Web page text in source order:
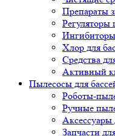
Препараты
Регуляторы
Ингибиторы
Хлор для
Средства
Активный
Пылесосы для
Роботы-
Ручные
Аксессуары
Запчасти